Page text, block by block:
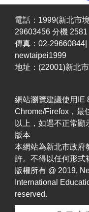
電話：1999(新北市
29603456 分機 2581
傳真：02-29660844|
newtaipei1999
地址：(22001)新北
網站瀏覽建議使用IE
Chrome/Firefox，最
以上，如遇不正常
版本
本網站為新北市政府
許。不得以任何形式
版權所有 @ 2019,
International
reserved.